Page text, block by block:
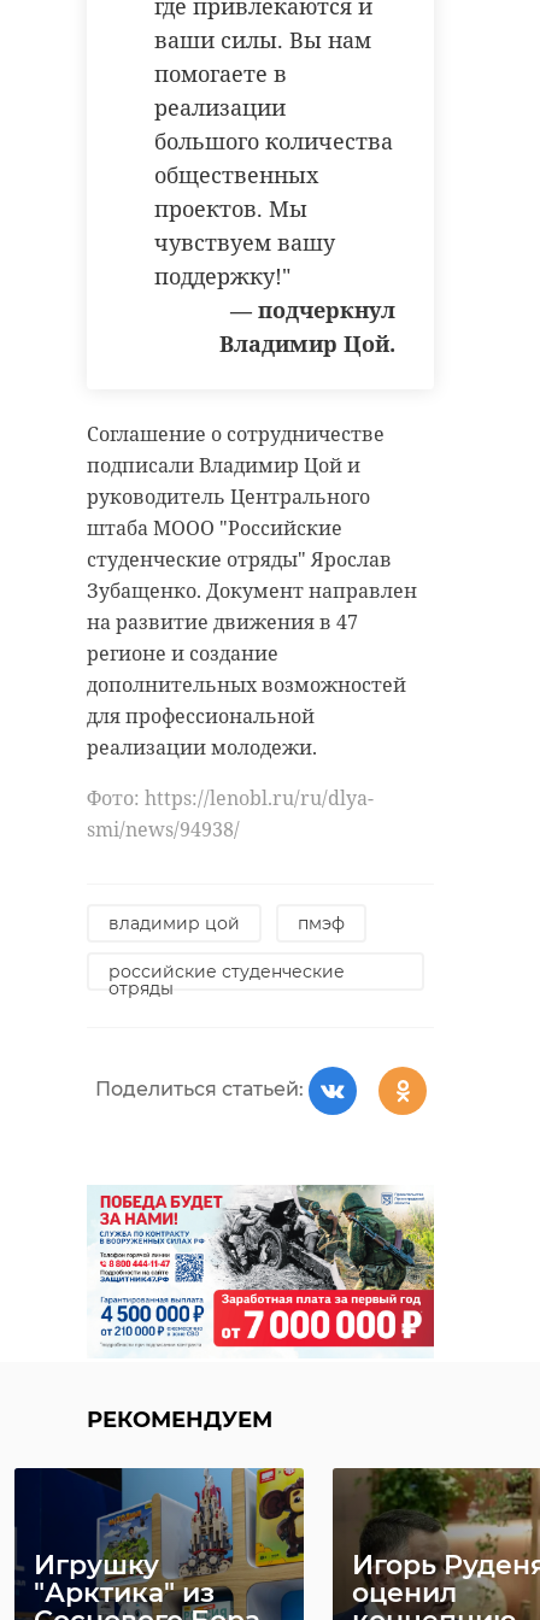
где привлекаются и
ваши силы. Вы нам
помогаете в
реализации
большого количества
общественных
проектов. Мы
чувствуем вашу
поддержку!"
— подчеркнул
Владимир Цой.
Соглашение о сотрудничестве
подписали Владимир Цой и
руководитель Центрального
штаба МООО "Российские
студенческие отряды" Ярослав
Зубащенко. Документ направлен
на развитие движения в 47
регионе и создание
дополнительных возможностей
для профессиональной
реализации молодежи.
Фото: https://lenobl.ru/ru/dlya-
smi/news/94938/
владимир цой пмэф
российские студенческие
отряды
Поделиться статьей:
РЕКОМЕНДУЕМ
Игрушку
"Арктика" из
Игорь
оценил
русский язык егэ
школьники
Поделиться статьей:
РЕКОМЕНДУЕМ
ЕГЭ по русскому
языку,
математике и
обществознанию
28 мая 2021, 07:59
В
результаты
17 июня 2022, 12:26
Фото: Изображение создано при
помощи нейросети
погода в ленобласти
Поделиться статьей: